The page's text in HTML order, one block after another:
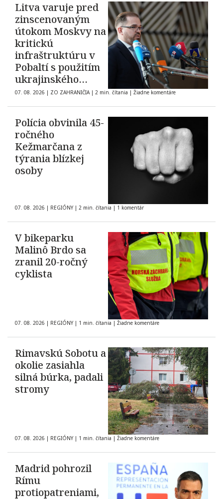
Litva varuje pred
zinscenovaným
útokom Moskvy na
kritickú
infraštruktúru v
Pobaltí s použitím
ukrajinského
dronu
07. 08. 2026 | ZO ZAHRANIČIA | 2 min. čítania | Žiadne komentáre
Polícia obvinila 45-
ročného
Kežmarčana z
týrania blízkej
osoby
07. 08. 2026 | REGIÓNY | 2 min. čítania | 1 komentár
V bikeparku
Malinô Brdo sa
zranil 20-ročný
cyklista
07. 08. 2026 | REGIÓNY | 1 min. čítania | Žiadne komentáre
Rimavskú Sobotu a
okolie zasiahla
silná búrka, padali
stromy
07. 08. 2026 | REGIÓNY | 1 min. čítania | Žiadne komentáre
Madrid pohrozil
Rímu
protiopatreniami,